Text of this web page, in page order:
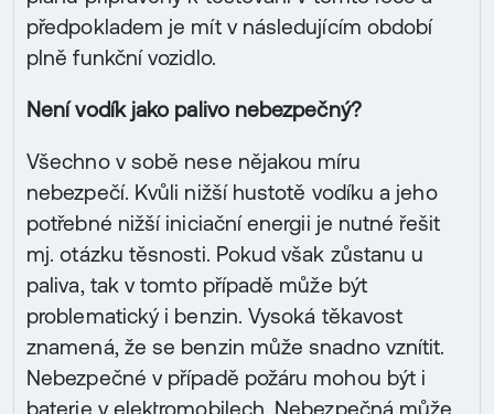
předpokladem je mít v následujícím období
plně funkční vozidlo.
Není vodík jako palivo nebezpečný?
Všechno v sobě nese nějakou míru
nebezpečí. Kvůli nižší hustotě vodíku a jeho
potřebné nižší iniciační energii je nutné řešit
mj. otázku těsnosti. Pokud však zůstanu u
paliva, tak v tomto případě může být
problematický i benzin. Vysoká těkavost
znamená, že se benzin může snadno vznítit.
Nebezpečné v případě požáru mohou být i
baterie v elektromobilech. Nebezpečná může